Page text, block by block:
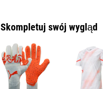
Skompletuj swój wygląd